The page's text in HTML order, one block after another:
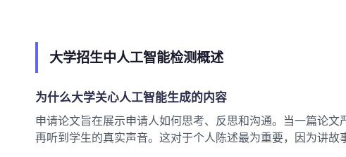
大学招生中人工智能检测概述
为什么大学关心人工智能生成的内容
申请论文旨在展示申请人如何思考、反思和沟通。当一篇论
再听到学生的真实声音。这对于个人陈述最为重要，因为讲故